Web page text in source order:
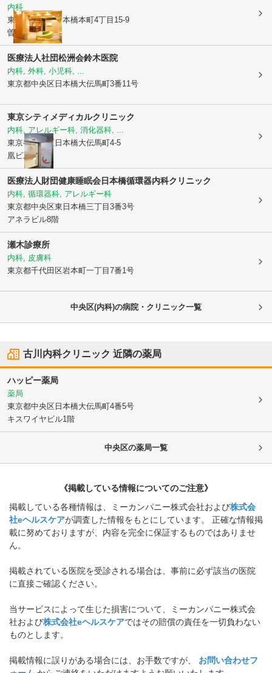
内科
東京都中央区日本橋本町4丁目15-9
曽田ビル4F
医療法人社団松洲会鈴木医院
内科, 外科, 小児科, ...
東京都中央区 日本橋大伝馬町3番11号
東京シティメディカルクリニック
内科, アレルギー科, 消化器科, ...
東京都中央区 日本橋大伝馬町4-5
凰ビル3F
医療法人財団健康睡眠会日本橋循環器内科クリニック
内科, 循環器科, アレルギー科
東京都中央区東日本橋三丁目3番3号
アネラビル8階
瀬木診療所
内科, 皮膚科
東京都千代田区岩本町一丁目7番1号
中央区(内科)の病院・クリニック一覧
古川内科クリニック 近隣の薬局
ハッピー薬局
薬局
東京都中央区 日本橋大伝馬町4番5号
キスワイヤビル1階
中央区の薬局一覧
《掲載している情報についてのご注意》
掲載している各種情報は、ミーカンパニー株式会社および株式会
社eヘルスケアが調査した情報をもとにしています。 正確な情報掲
載に努めておりますが、内容を完全に保証するものではありませ
ん。
掲載されている医院を受診される場合は、事前に必ず該当の医院
に直接ご確認ください。
当サービスによって生じた損害について、ミーカンパニー株式会
社および株式会社eヘルスケアではその賠償の責任を一切負わない
ものとします。
掲載情報に誤りがある場合には、お手数ですが、
お問い合わせフ